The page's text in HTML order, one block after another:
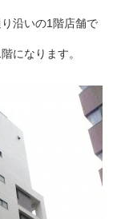
沿いの1階店舗で
になります。